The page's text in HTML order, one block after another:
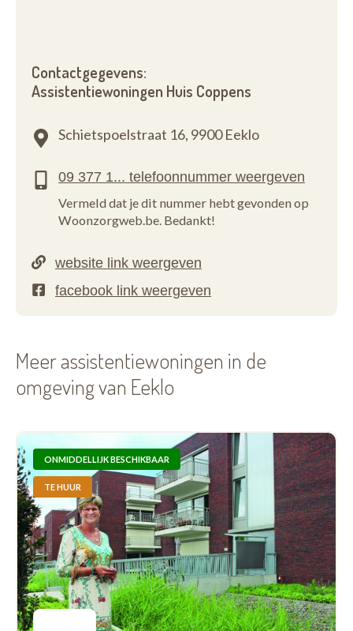
Contactgegevens:
Assistentiewoningen Huis Coppens
Schietspoelstraat 16, 9900 Eeklo
Vermeld dat je dit nummer hebt gevonden op
Woonzorgweb.be. Bedankt!
Meer assistentiewoningen in de
omgeving van Eeklo
ONMIDDELLIJK BESCHIKBAAR
TE HUUR